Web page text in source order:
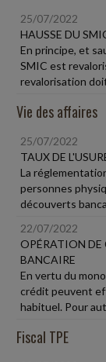
25/07/2022
HAUSSE DU
En principe, et
SMIC est
revalorisation
Vie des affaires
25/07/2022
TAUX DE
La
personnes
découverts
22/07/2022
OPÉRATION
BANCAIRE
En vertu du
crédit peuvent
habituel. Pour
Fiscal TPE